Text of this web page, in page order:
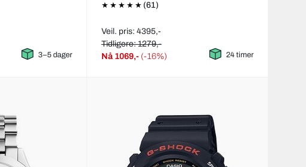
3–5 dager
(61)
Veil. pris: 4395,-
Tidligere: 1279,-
Nå 1069,- (-16%) 24 timer